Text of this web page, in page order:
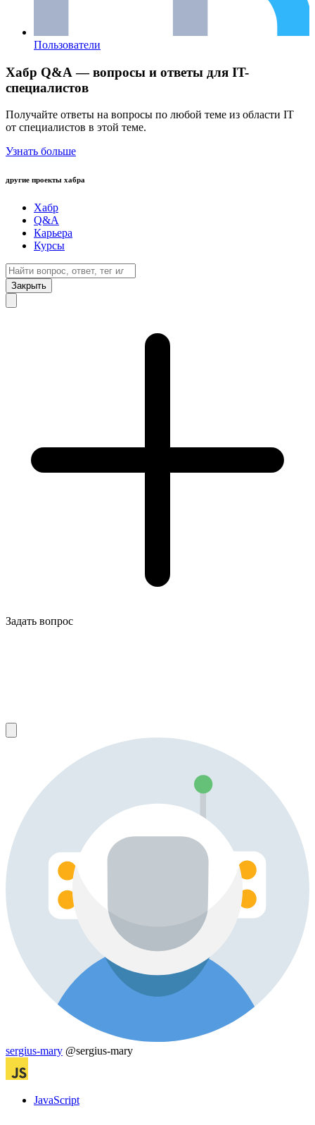
Пользователи
Хабр Q&A — вопросы и ответы для IT-
специалистов
Получайте ответы на вопросы по любой теме из области IT
от специалистов в этой теме.
Узнать больше
другие проекты хабра
Хабр
Q&A
Карьера
Курсы
Закрыть
Задать вопрос
sergius-mary @sergius-mary
JavaScript